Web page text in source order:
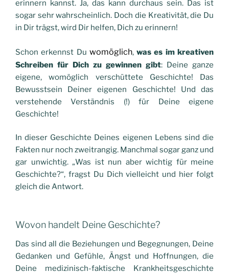
erinnern kannst. Ja, das kann durchaus sein. Das ist
sogar sehr wahrscheinlich. Doch die Kreativität, die Du
in Dir trägst, wird Dir helfen, Dich zu erinnern!
Schon erkennst Du womöglich,was es im kreativen
Schreiben für Dich zu gewinnen gibt: Deine ganze
eigene, womöglich verschüttete Geschichte! Das
Bewusstsein Deiner eigenen Geschichte! Und das
verstehende Verständnis (!) für Deine eigene
Geschichte!
In dieser Geschichte Deines eigenen Lebens sind die
Fakten nur noch zweitrangig. Manchmal sogar ganz und
gar unwichtig. „Was ist nun aber wichtig für meine
Geschichte?“, fragst Du Dich vielleicht und hier folgt
gleich die Antwort.
Wovon handelt Deine Geschichte?
Das sind all die Beziehungen und Begegnungen, Deine
Gedanken und Gefühle, Ängst und Hoffnungen, die
Deine medizinisch-faktische Krankheitsgeschichte